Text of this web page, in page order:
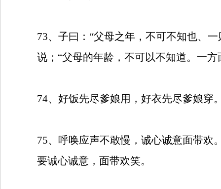
73、子曰：“父母之年，不可不知也、
说；“父母的年龄，不可以不知道。一
74、好饭先尽爹娘用，好衣先尽爹娘
75、呼唤应声不敢慢，诚心诚意面带
要诚心诚意，面带欢笑。